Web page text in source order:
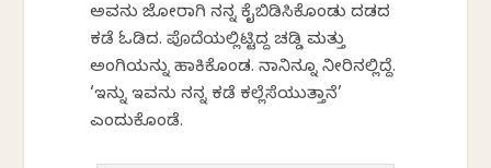
ಅವನು ಜೋರಾಗಿ ನನ್ನ ಕೈಬಿಡಿಸಿಕೊಂಡು ದಡದ
ಕಡೆ ಓಡಿದ. ಪೊದೆಯಲ್ಲಿಟ್ಟಿದ್ದ ಚಡ್ಡಿ ಮತ್ತು
ಅಂಗಿಯನ್ನು ಹಾಕಿಕೊಂಡ. ನಾನಿನ್ನೂ ನೀರಿನಲ್ಲಿದ್ದೆ.
‘ಇನ್ನು ಇವನು ನನ್ನ ಕಡೆ ಕಲ್ಲೆಸೆಯುತ್ತಾನೆ’
ಎಂದುಕೊಂಡೆ.